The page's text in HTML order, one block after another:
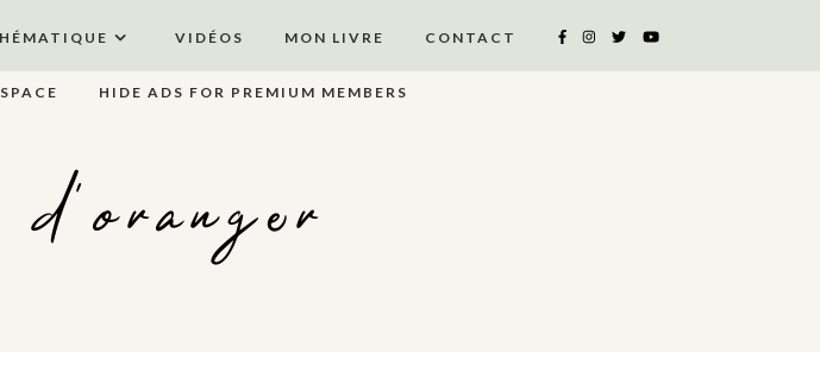
VIDÉOS MON LIVRE CONTACT
HIDE ADS FOR PREMIUM MEMBERS